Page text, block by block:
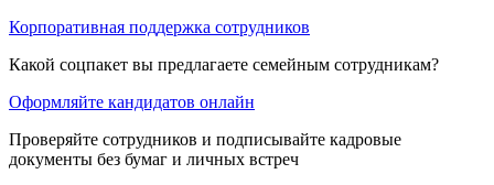
Корпоративная поддержка сотрудников
Какой соцпакет вы предлагаете семейным сотрудникам?
Оформляйте кандидатов онлайн
Проверяйте сотрудников и подписывайте кадровые
документы без бумаг и личных встреч